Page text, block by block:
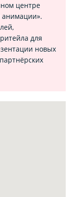
центре
анимации».
для
новых